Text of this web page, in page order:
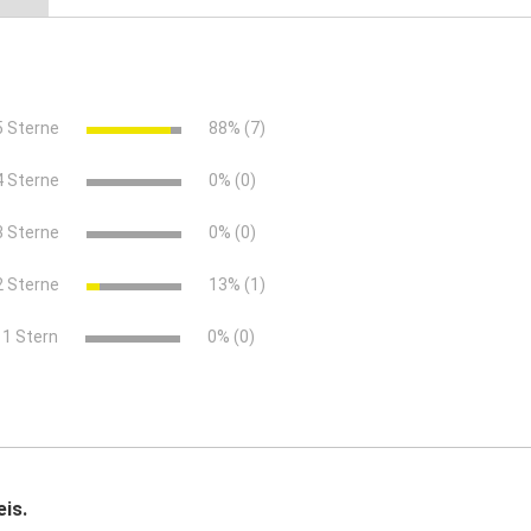
GFK-Längsstabrost)
merkblatt.pdf (724.92 KB)
Sterne 88% (7)
Sterne 0% (0)
Sterne 0% (0)
Sterne 13% (1)
1 Stern 0% (0)